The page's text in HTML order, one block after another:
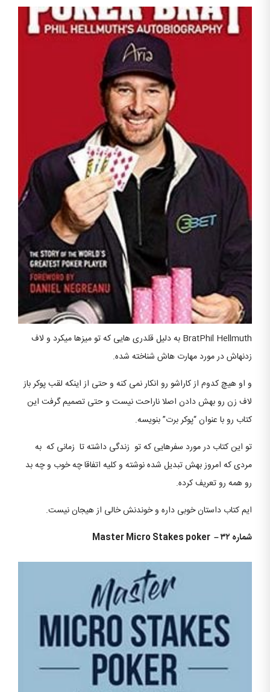
BratPhil Hellmuth به دلیل قلدری هایی که تو میزها میکرد و لاف
زدنهاش در مورد مهارت هاش شناخته شده.
و او هیچ کدوم از کاراشو رو انکار نمی کنه و حتی از اینكه لقب پوکر باز
لاف زن رو بهش دادن اصلا ناراحت نیست و حتی تصمیم گرفت این
کتاب رو با عنوان “پوکر برت” بنویسه.
تو این کتاب در مورد سفرهایی که تو زندگی داشته تا زمانی که به
مردی که امروز بهش تبدیل شده نوشته و کلیه اتفاقا چه خوب و چه بد
رو همه رو تعریف کرده.
ایم کتاب داستان خوبی داره و خوندنش خالی از هیجان نیست.
شماره ۳۲ –
Master Micro Stakes poker